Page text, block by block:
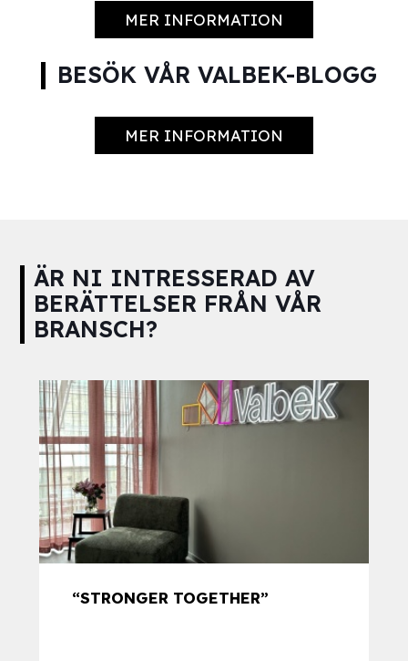
MER INFORMATION
BESÖK VÅR VALBEK-BLOGG
MER INFORMATION
ÄR NI INTRESSERAD AV
BERÄTTELSER FRÅN VÅR
BRANSCH?
“STRONGER TOGETHER”